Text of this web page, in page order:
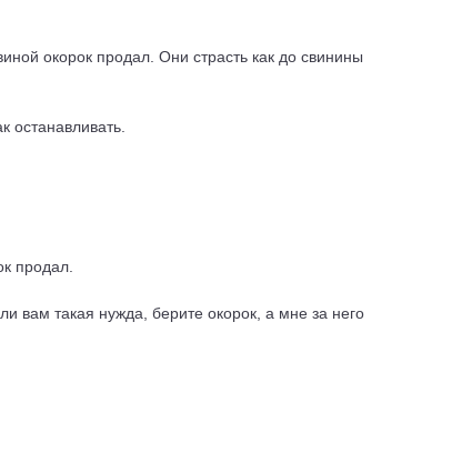
окорок продал. Они страсть как до свинины
останавливать.
продал.
вам такая нужда, берите окорок, а мне за него